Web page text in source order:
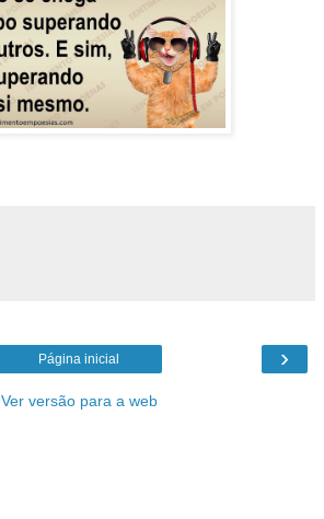
›
Página inicial
Ver versão para a web